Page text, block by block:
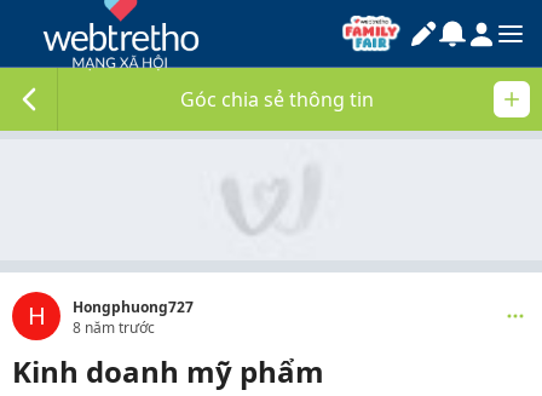
Góc chia sẻ thông tin
H
Hongphuong727
8 năm trước
Kinh doanh mỹ phẩm